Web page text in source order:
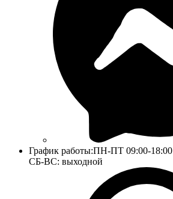
График работы:ПН-ПТ 09:00-18:00
СБ-ВС: выходной